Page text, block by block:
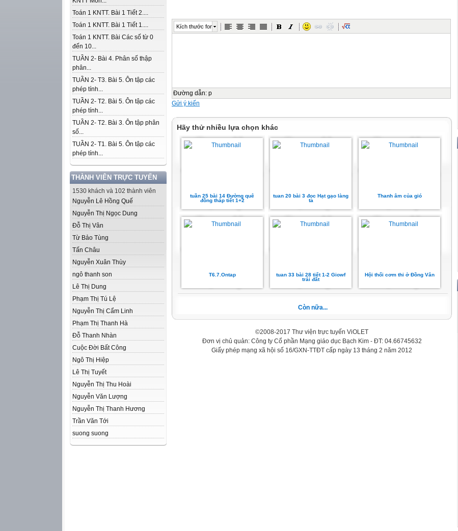
Toán 1 KNTT. Bài 1 Tiết 2....
Toán 1 KNTT. Bài 1 Tiết 1....
Toán 1 KNTT. Bài Các số từ 0
đến 10...
TUẦN 2- Bài 4. Phân số thập
phân...
TUẦN 2- T3. Bài 5. Ôn tập các
phép tính...
TUẦN 2- T2. Bài 5. Ôn tập các
phép tính...
TUẦN 2- T2. Bài 3. Ôn tập phân
số...
TUẦN 2- T1. Bài 5. Ôn tập các
phép tính...
THÀNH VIÊN TRỰC TUYẾN
1530 khách và 102 thành viên
Nguyễn Lê Hồng Quế
Nguyễn Thị Ngọc Dung
Đỗ Thị Vân
Từ Bảo Tùng
Tấn Châu
Nguyễn Xuân Thùy
ngô thanh son
Lê Thị Dung
Phạm Thị Tú Lệ
Nguyễn Thị Cẩm Linh
Phạm Thị Thanh Hà
Đỗ Thanh Nhàn
Cuộc Đời Bất Công
Ngô Thị Hiệp
Lê Thị Tuyết
Nguyễn Thị Thu Hoài
Nguyễn Văn Lượng
Nguyễn Thị Thanh Hương
Trần Văn Tới
suong suong
Kích thước font
Đường dẫn: p
Gửi ý kiến
Hãy thử nhiều lựa chọn khác
tuần 25 bài 14 Đường quê
đồng tháp tiết 1+2
tuan 20 bài 3 đọc Hạt gạo làng
ta
Thanh âm của gió
T6.7.Ontap
tuan 33 bài 28 tiết 1-2 Giowf
trái đất
Hội thổi cơm thi ở Đồng Vân
Còn nữa...
©2008-2017 Thư viện trực tuyến ViOLET
Đơn vị chủ quản: Công ty Cổ phần Mạng giáo dục Bạch Kim - ĐT: 04.66745632
Giấy phép mạng xã hội số 16/GXN-TTĐT cấp ngày 13 tháng 2 năm 2012